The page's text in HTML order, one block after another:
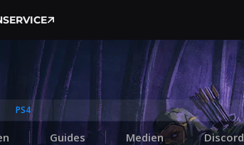
PS4
Guides Medien Discord